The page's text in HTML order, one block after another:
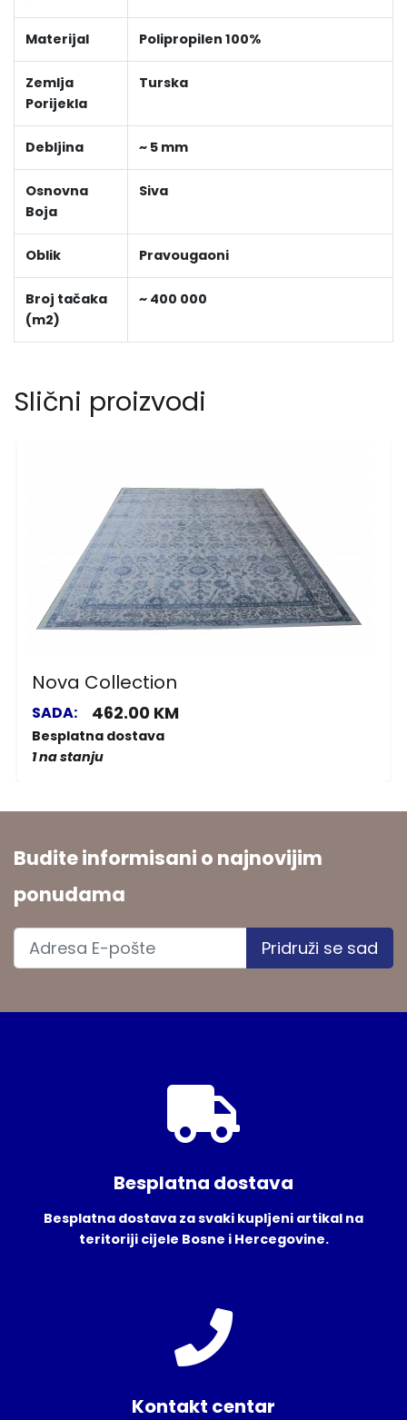
Materijal Polipropilen 100%
Zemlja
Porijekla
Turska
Debljina ~ 5 mm
Osnovna
Boja
Siva
Oblik Pravougaoni
Broj tačaka
(m2)
~ 400 000
Slični proizvodi
Nova Collection
SADA: 462.00 KM
Besplatna dostava
1 na stanju
Budite informisani o najnovijim
ponudama
Pridruži se sad
Besplatna dostava
Besplatna dostava za svaki kupljeni artikal na
teritoriji cijele Bosne i Hercegovine.
Kontakt centar